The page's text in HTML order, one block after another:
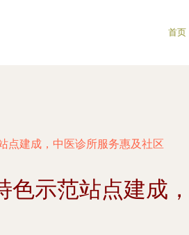
首页
点建成，中医诊所服务惠及社区
色示范站点建成